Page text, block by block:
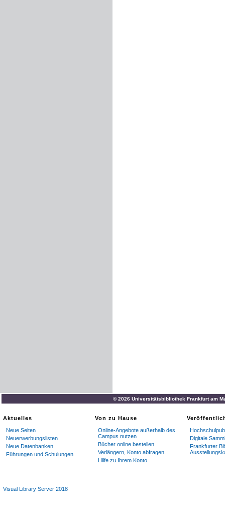
© 2026 Universitätsbibliothek Frankfurt am
Aktuelles
Neue Seiten
Neuerwerbungslisten
Neue Datenbanken
Führungen und Schulungen
Von zu Hause
Online-Angebote außerhalb des
Campus nutzen
Bücher online bestellen
Verlängern, Konto abfragen
Hilfe zu Ihrem Konto
Digitale
Frankfurter
Visual Library Server 2018